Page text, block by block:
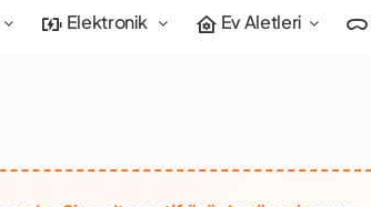
Elektronik Ev Aletleri